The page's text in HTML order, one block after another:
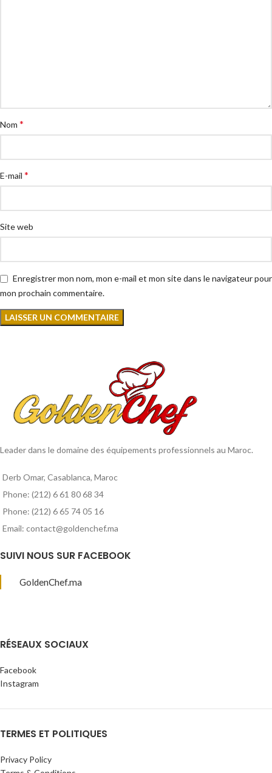
Nom *
E-mail *
Site web
Enregistrer mon nom, mon e-mail et mon site dans le navigateur pour
mon prochain commentaire.
Leader dans le domaine des équipements professionnels au Maroc.
Derb Omar, Casablanca, Maroc
Phone: (212) 6 61 80 68 34
Phone: (212) 6 65 74 05 16
Email: contact@goldenchef.ma
SUIVI NOUS SUR FACEBOOK
GoldenChef.ma
RÉSEAUX SOCIAUX
Facebook
Instagram
TERMES ET POLITIQUES
Privacy Policy